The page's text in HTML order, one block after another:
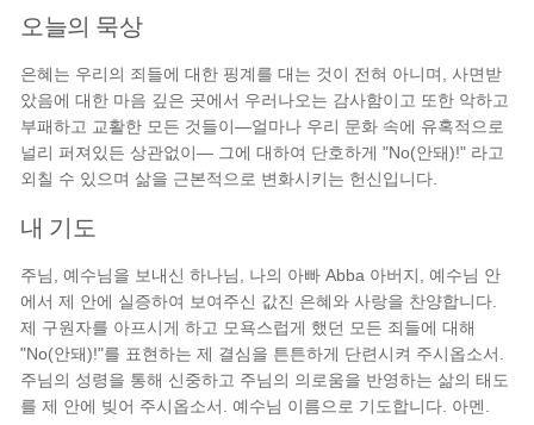
오늘의 묵상
은혜는 우리의 죄들에 대한 핑계를 대는 것이 전혀 아니며, 사면받
았음에 대한 마음 깊은 곳에서 우러나오는 감사함이고 또한 악하고
부패하고 교활한 모든 것들이—얼마나 우리 문화 속에 유혹적으로
널리 퍼져있든 상관없이— 그에 대하여 단호하게 "No(안돼)!" 라고
외칠 수 있으며 삶을 근본적으로 변화시키는 헌신입니다.
내 기도
주님, 예수님을 보내신 하나님, 나의 아빠 Abba 아버지, 예수님 안
에서 제 안에 실증하여 보여주신 값진 은혜와 사랑을 찬양합니다.
제 구원자를 아프시게 하고 모욕스럽게 했던 모든 죄들에 대해
"No(안돼)!"를 표현하는 제 결심을 튼튼하게 단련시켜 주시옵소서.
주님의 성령을 통해 신중하고 주님의 의로움을 반영하는 삶의 태도
를 제 안에 빚어 주시옵소서. 예수님 이름으로 기도합니다. 아멘.